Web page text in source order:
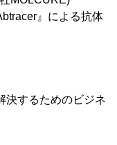
』による抗体
決するためのビジネ